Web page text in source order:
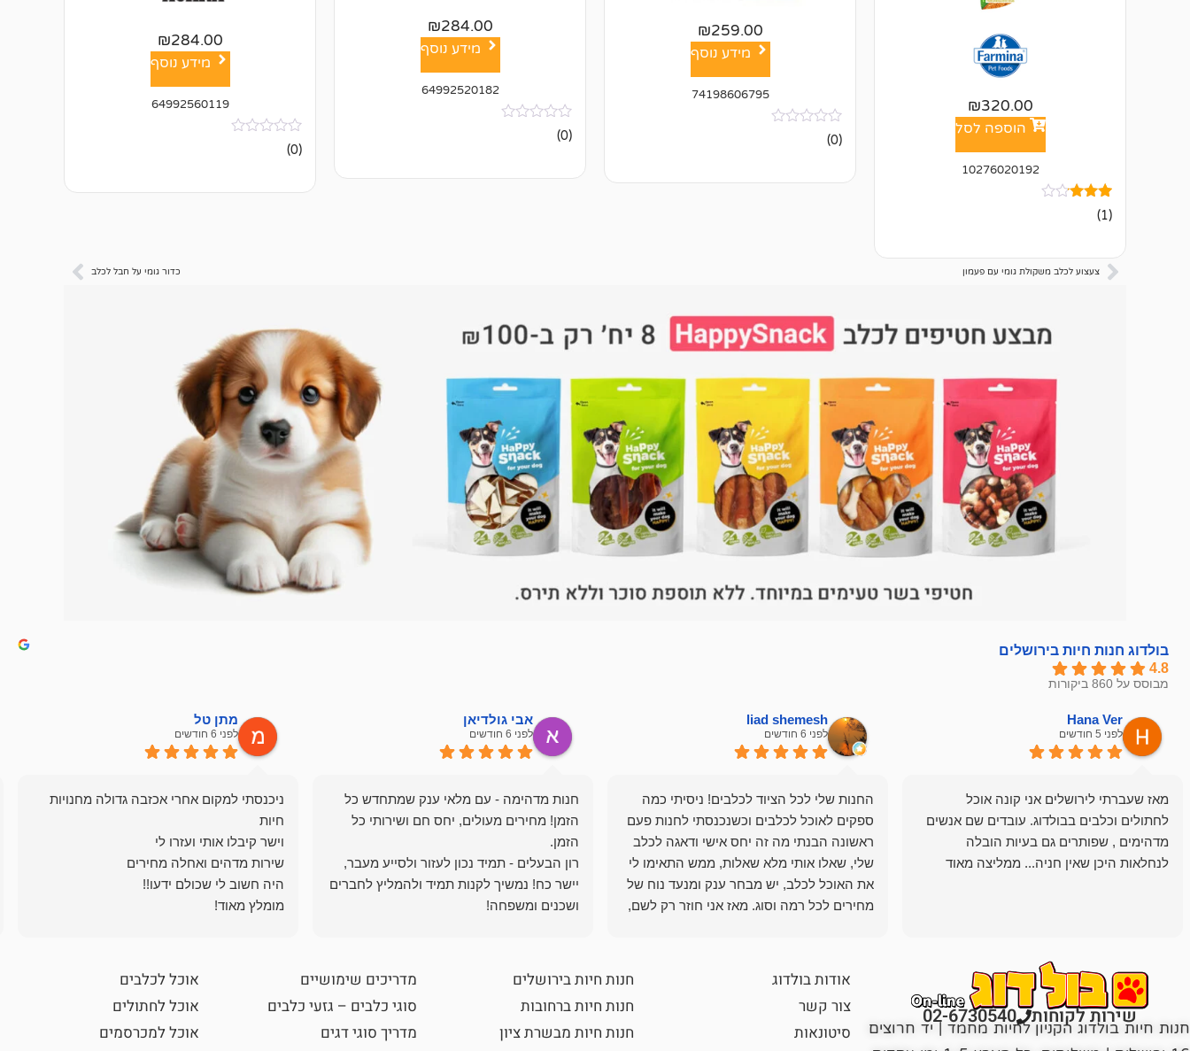
₪320.00
הוספה לסל
10276020192
מדורג
3.00
על
1
דירוגים
(1)
₪259.00
מידע נוסף
74198606795
אין
ביקורות
(0)
₪284.00
מידע נוסף
64992520182
אין
ביקורות
(0)
₪284.00
מידע נוסף
64992560119
אין
ביקורות
(0)
צעצוע לכלב משקולת גומי עם פעמון כדור גומי על חבל לכלב
בולדוג חנות חיות בירושלים
4.8
מבוסס על 860 ביקורות
Hana Ver
לפני 5 חודשים
מאז שעברתי לירושלים אני קונה אוכל
לחתולים וכלבים בבולדוג. עובדים שם אנשים
מדהימים , שפותרים גם בעיות הובלה
לנחלאות היכן שאין חניה... ממליצה מאוד
liad shemesh
לפני 6 חודשים
החנות שלי לכל הציוד לכלבים! ניסיתי כמה
ספקים לאוכל לכלבים וכשנכנסתי לחנות פעם
ראשונה הבנתי מה זה יחס אישי ודאגה לכלב
שלי, שאלו אותי מלא שאלות, ממש התאימו לי
את האוכל לכלב, יש מבחר ענק ומנעד נוח של
מחירים לכל רמה וסוג. מאז אני חוזר רק לשם,
אבי גולדיאן
לפני 6 חודשים
חנות מדהימה - עם מלאי ענק שמתחדש כל
הזמן! מחירים מעולים, יחס חם ושירותי כל
רון הבעלים - תמיד נכון לעזור ולסייע מעבר,
יישר כח! נמשיך לקנות תמיד ולהמליץ לחברים
ושכנים ומשפחה!
מתן טל
לפני 6 חודשים
ניכנסתי למקום אחרי אכזבה גדולה מחנויות
מומלץ מאוד!
שירות לקוחות 02-6730540
חנות חיות בולדוג הקניון לחיות מחמד | יד חרוצים
אודות בולדוג
צור קשר
סיטונאות
חנות חיות בירושלים
חנות חיות ברחובות
חנות חיות מבשרת ציון
מדריכים שימושיים
סוגי כלבים – גזעי כלבים
מדריך סוגי דגים
אוכל לכלבים
אוכל לחתולים
אוכל למכרסמים